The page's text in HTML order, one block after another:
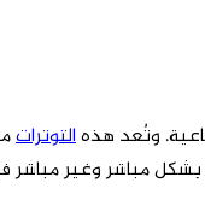
وتُعد هذهالتوترات
مباشر وغير مباشر